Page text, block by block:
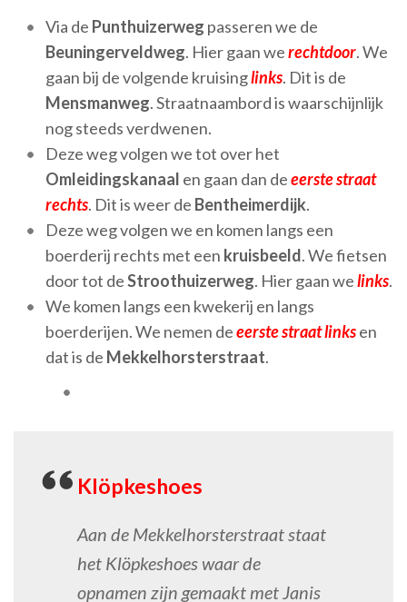
Via de Punthuizerweg passeren we de
Beuningerveldweg. Hier gaan werechtdoor. We
gaan bij de volgende kruisinglinks. Dit is de
Mensmanweg. Straatnaambord is waarschijnlijk
nog steeds verdwenen.
Deze weg volgen we tot over het
Omleidingskanaal en gaan dan deeerste straat
rechts. Dit is weer de Bentheimerdijk.
Deze weg volgen we en komen langs een
boerderij rechts met een kruisbeeld. We fietsen
door tot deStroothuizerweg. Hier gaan welinks.
We komen langs een kwekerij en langs
boerderijen. We nemen deeerste straat linksen
dat is de Mekkelhorsterstraat.
Klöpkeshoes
Aan de Mekkelhorsterstraat staat
het Klöpkeshoes waar de
opnamen zijn gemaakt met Janis